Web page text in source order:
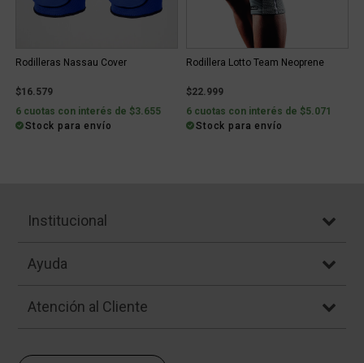
Rodilleras Nassau Cover
$16.579
6 cuotas con interés de $3.655
Stock para envío
Rodillera Lotto Team Neoprene
$22.999
6 cuotas con interés de $5.071
Stock para envío
Institucional
Ayuda
Atención al Cliente